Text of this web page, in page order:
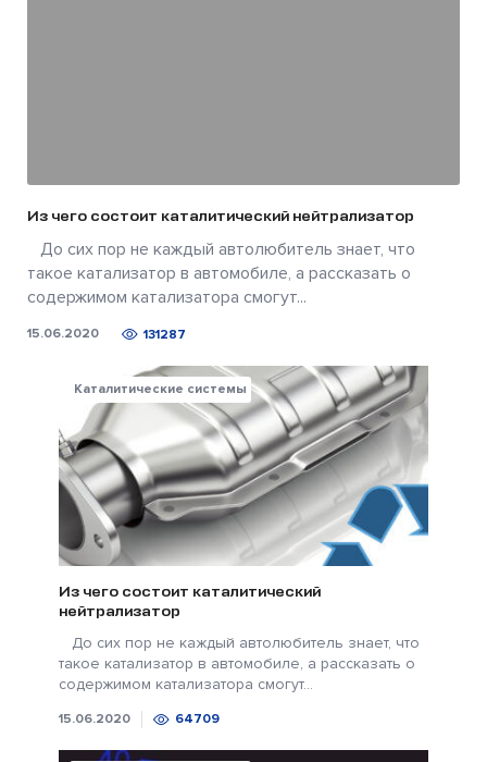
Из чего состоит каталитический нейтрализатор
До сих пор не каждый автолюбитель знает, что
такое катализатор в автомобиле, а рассказать о
содержимом катализатора смогут...
15.06.2020 131287
Каталитические системы
Из чего состоит каталитический
нейтрализатор
До сих пор не каждый автолюбитель знает, что
такое катализатор в автомобиле, а рассказать о
содержимом катализатора смогут...
15.06.2020 64709